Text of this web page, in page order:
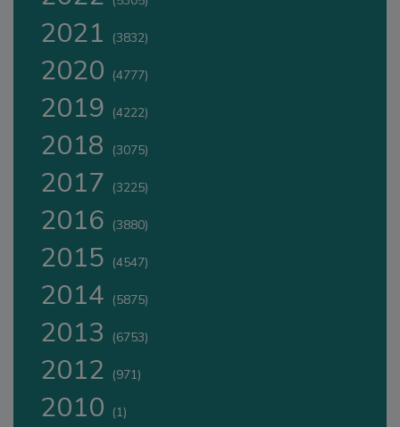
2021 (3832)
2020 (4777)
2019 (4222)
2018 (3075)
2017 (3225)
2016 (3880)
2015 (4547)
2014 (5875)
2013 (6753)
2012 (971)
2010 (1)